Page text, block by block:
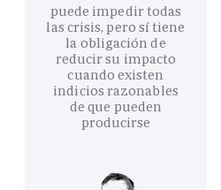
puede impedir todas
las crisis, pero sí tiene
la obligación de
reducir su impacto
cuando existen
indicios razonables
de que pueden
producirse